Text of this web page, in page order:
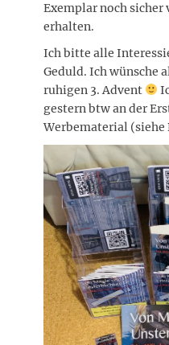
Exemplar noch sicher
erhalten.
Ich bitte alle
Geduld. Ich wünsche
ruhigen 3. Advent
gestern btw an der
Werbematerial (siehe